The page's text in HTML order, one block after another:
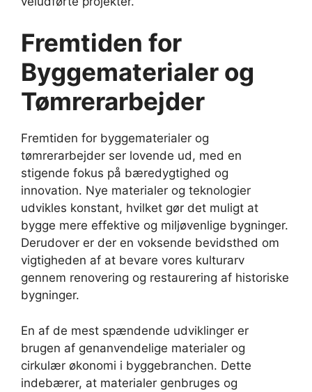
Fremtiden for
Byggematerialer og
Tømrerarbejder
Fremtiden for byggematerialer og
tømrerarbejder ser lovende ud, med en
stigende fokus på bæredygtighed og
innovation. Nye materialer og teknologier
udvikles konstant, hvilket gør det muligt at
bygge mere effektive og miljøvenlige bygninger.
Derudover er der en voksende bevidsthed om
vigtigheden af at bevare vores kulturarv
gennem renovering og restaurering af historiske
bygninger.
En af de mest spændende udviklinger er
brugen af genanvendelige materialer og
cirkulær økonomi i byggebranchen. Dette
indebærer, at materialer genbruges og